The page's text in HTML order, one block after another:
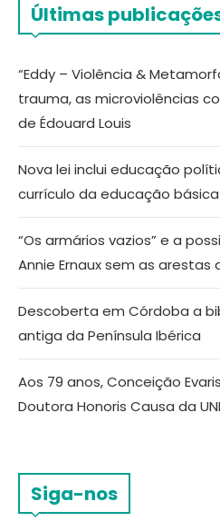
Últimas
“Eddy – Violência &
trauma, as microviolências
de Édouard Louis
Nova lei inclui educação
currículo da educação básica
“Os armários vazios” e a
Annie Ernaux sem as arestas
Descoberta em Córdoba a
antiga da Península Ibérica
Aos 79 anos, Conceição
Doutora Honoris Causa da
Siga-nos